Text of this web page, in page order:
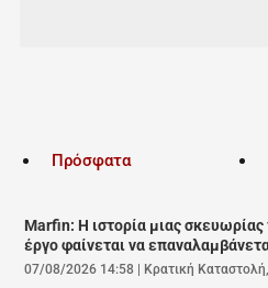
Πρόσφατα
Marfin: Η ιστορία μιας
έργο φαίνεται να
07/08/2026 14:58 Κρατική Καταστολή,